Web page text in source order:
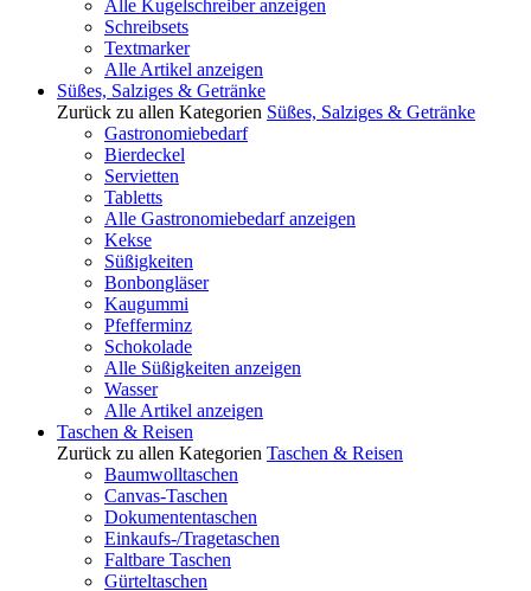
Alle Kugelschreiber anzeigen
Schreibsets
Textmarker
Alle Artikel anzeigen
Süßes, Salziges & Getränke
Zurück zu allen Kategorien Süßes, Salziges & Getränke
Gastronomiebedarf
Bierdeckel
Servietten
Tabletts
Alle Gastronomiebedarf anzeigen
Kekse
Süßigkeiten
Bonbongläser
Kaugummi
Pfefferminz
Schokolade
Alle Süßigkeiten anzeigen
Wasser
Alle Artikel anzeigen
Taschen & Reisen
Zurück zu allen Kategorien Taschen & Reisen
Baumwolltaschen
Canvas-Taschen
Dokumententaschen
Einkaufs-/Tragetaschen
Faltbare Taschen
Gürteltaschen